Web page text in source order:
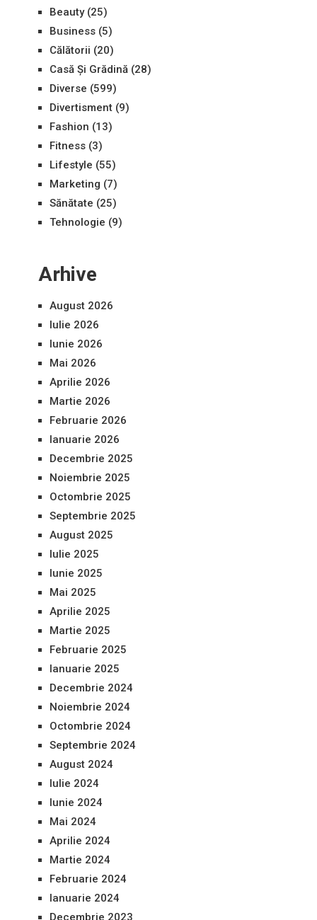
Beauty(25)
Business(5)
Călătorii (20)
Casă Și Grădină(28)
Diverse (599)
Divertisment(9)
Fashion (13)
Fitness(3)
Lifestyle (55)
Marketing (7)
Sănătate (25)
Tehnologie (9)
Arhive
August 2026
Iulie 2026
Iunie 2026
Mai 2026
Aprilie 2026
Martie 2026
Februarie 2026
Ianuarie 2026
Decembrie 2025
Noiembrie 2025
Octombrie 2025
Septembrie 2025
August 2025
Iulie 2025
Iunie 2025
Mai 2025
Aprilie 2025
Martie 2025
Februarie 2025
Ianuarie 2025
Decembrie 2024
Noiembrie 2024
Octombrie 2024
Septembrie 2024
August 2024
Iulie 2024
Iunie 2024
Mai 2024
Aprilie 2024
Martie 2024
Februarie 2024
Ianuarie 2024
Decembrie 2023